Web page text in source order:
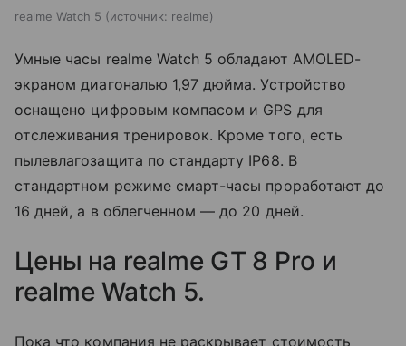
realme Watch 5 источник: realme
Умные часы realme Watch 5 обладают AMOLED-
экраном диагональю 1,97 дюйма. Устройство
оснащено цифровым компасом и GPS для
отслеживания тренировок. Кроме того, есть
пылевлагозащита по стандарту IP68. В
стандартном режиме смарт-часы проработают до
16 дней, а в облегченном — до 20 дней.
Цены на realme GT 8 Pro и
realme Watch 5.
Пока что компания не раскрывает стоимость